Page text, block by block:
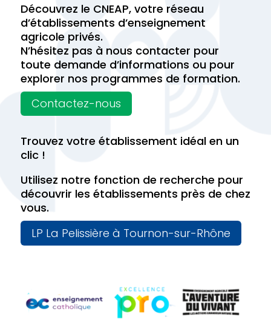
Découvrez le CNEAP, votre réseau
d’établissements d’enseignement
agricole privés.
N’hésitez pas à nous contacter pour
toute demande d’informations ou pour
explorer nos programmes de formation.
Contactez-nous
Trouvez votre établissement idéal en un
clic !
Utilisez notre fonction de recherche pour
découvrir les établissements près de chez
vous.
LP La Pelissière à Tournon-sur-Rhône